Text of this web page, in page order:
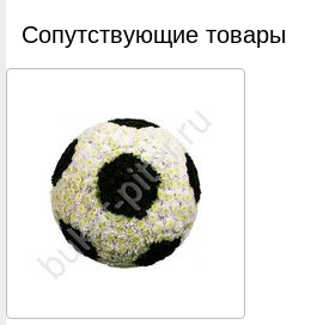
Cопутствующие товары